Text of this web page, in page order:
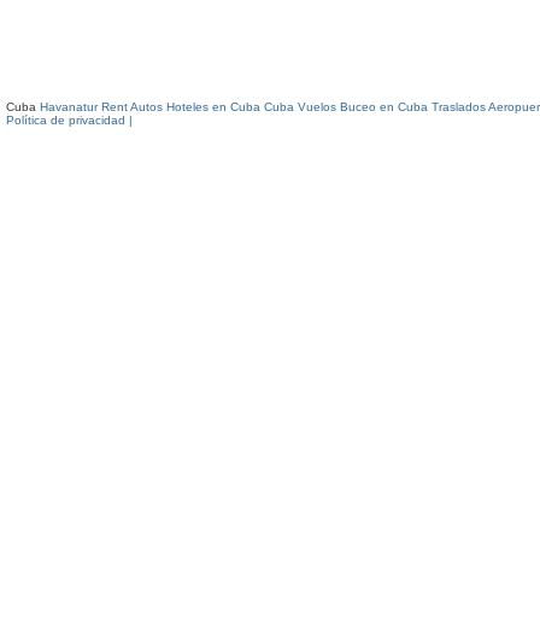
Cuba Havanatur Rent Autos Hoteles en Cuba Cuba Vuelos Buceo en Cuba Traslados
Política de privacidad |